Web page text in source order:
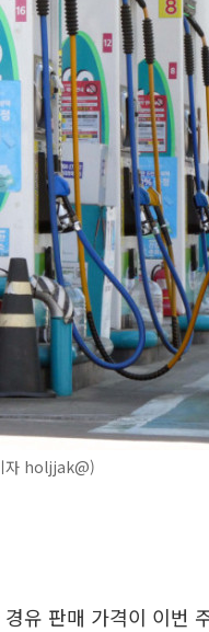
자 holjjak@)
유 판매 가격이 이번